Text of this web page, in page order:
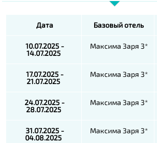
Дата Базовый отель
10.07.2025 -
14.07.2025
Максима Заря 3*
17.07.2025 -
21.07.2025
Максима Заря 3*
24.07.2025 -
28.07.2025
Максима Заря 3*
31.07.2025 -
04.08.2025
Максима Заря 3*